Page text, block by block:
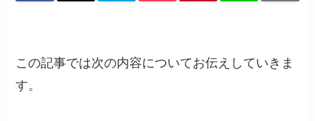
この記事では次の内容についてお伝えしていきま
す。